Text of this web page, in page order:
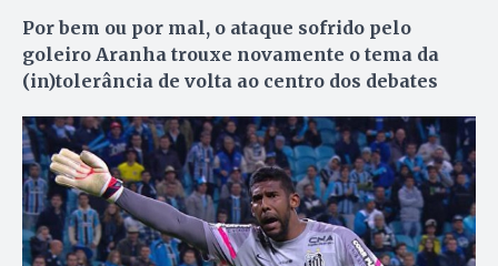
Por bem ou por mal, o ataque sofrido pelo
goleiro Aranha trouxe novamente o tema da
(in)tolerância de volta ao centro dos debates